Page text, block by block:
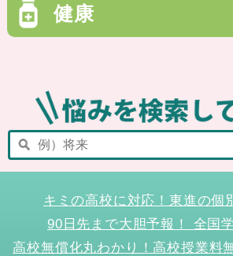
健康
キミの高校に対応！東進の個
90日先まで大胆予報！ 全国
高校無償化丸わかり！高校授業料